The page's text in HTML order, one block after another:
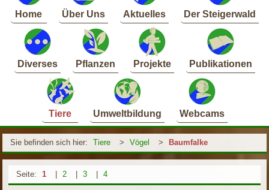
Home Über Uns Aktuelles Der Steigerwald
Diverses Pflanzen Projekte Publikationen
Tiere Umweltbildung Webcams
Sie befinden sich hier: Tiere > Vögel > Baumfalke
Seite: 1 | 2 | 3 | 4